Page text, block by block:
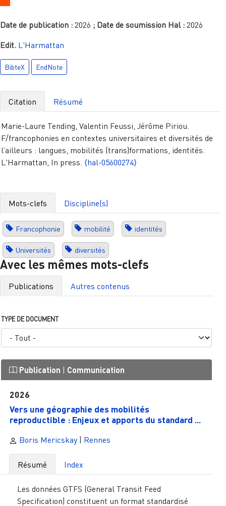
Date de publication : 2026 ; Date de soumission Hal : 2026
Edit. L'Harmattan
BibteX EndNote
Citation Résumé
Marie-Laure Tending, Valentin Feussi, Jérôme Piriou.
F/francophonies en contextes universitaires et diversités de
l’ailleurs : langues, mobilités (trans)formations, identités.
L'Harmattan, In press. ⟨hal-05600274⟩
Mots-clefs Discipline(s)
Francophonie mobilité identités
Universités diversités
Avec les mêmes mots-clefs
Publications Autres contenus
TYPE DE DOCUMENT
Publication | Communication
2026
Vers une géographie des mobilités
reproductible : Enjeux et apports du standard ...
Boris Mericskay| Rennes
Résumé Index
Les données GTFS (General Transit Feed
Specification) constituent un format standardisé